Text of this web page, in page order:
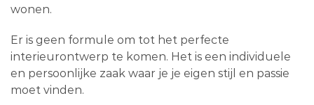
wonen.
Er is geen formule om tot het perfecte
interieurontwerp te komen. Het is een individuele
en persoonlijke zaak waar je je eigen stijl en passie
moet vinden.